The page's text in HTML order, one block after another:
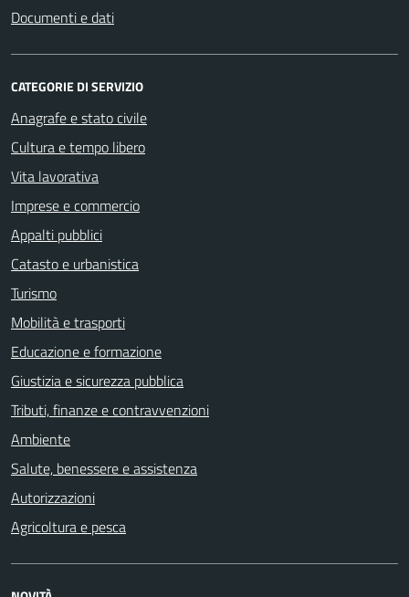
Documenti e dati
CATEGORIE DI SERVIZIO
Anagrafe e stato civile
Cultura e tempo libero
Vita lavorativa
Imprese e commercio
Appalti pubblici
Catasto e urbanistica
Turismo
Mobilità e trasporti
Educazione e formazione
Giustizia e sicurezza pubblica
Tributi, finanze e contravvenzioni
Ambiente
Salute, benessere e assistenza
Autorizzazioni
Agricoltura e pesca